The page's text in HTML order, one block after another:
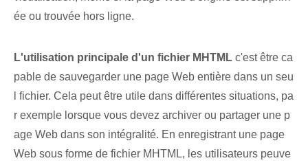
ée ou trouvée hors ligne.
L'utilisation principale d'un fichier MHTML c'est être ca
pable de sauvegarder une page Web entière dans un seu
l fichier. Cela peut être utile dans différentes situations, pa
r exemple lorsque vous devez archiver ou partager une p
age Web dans son intégralité. En enregistrant une page
Web sous forme de fichier MHTML, les utilisateurs peuve